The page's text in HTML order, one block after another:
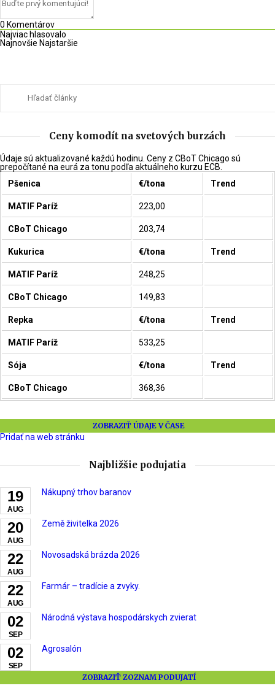
0 Komentárov
Najviac hlasovalo
Najnovšie Najstaršie
Ceny komodít na svetových burzách
Údaje sú aktualizované každú hodinu. Ceny z CBoT Chicago sú
prepočítané na eurá za tonu podľa aktuálneho kurzu ECB.
Pšenica
€/tona Trend
MATIF Paríž 223,00
CBoT Chicago 203,74
Kukurica €/tona Trend
MATIF Paríž 248,25
CBoT Chicago 149,83
Repka €/tona Trend
MATIF Paríž 533,25
Sója €/tona Trend
CBoT Chicago 368,36
ZOBRAZIŤ ÚDAJE V ČASE
Pridať na web stránku
Najbližšie podujatia
19
AUG
Nákupný trhov baranov
20
AUG
Země živitelka 2026
22
AUG
Novosadská brázda 2026
22
AUG
Farmár – tradície a zvyky.
02
SEP
Národná výstava hospodárskych zvierat
02
SEP
Agrosalón
ZOBRAZIŤ ZOZNAM PODUJATÍ